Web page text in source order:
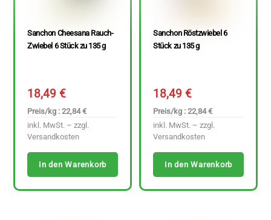
Sanchon Cheesana Rauch-
Zwiebel 6 Stück zu 135 g
18,49€
Preis/kg : 22,84 €
inkl. MwSt. – zzgl.
Versandkosten
In den Warenkorb
Sanchon Röstzwiebel 6
Stück zu 135 g
18,49€
Preis/kg : 22,84 €
inkl. MwSt. – zzgl.
Versandkosten
In den Warenkorb